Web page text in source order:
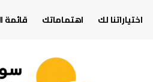
اختياراتنا لك اهتماماتك قائمة